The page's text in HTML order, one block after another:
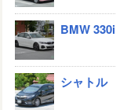
BMW 330i
シャトル